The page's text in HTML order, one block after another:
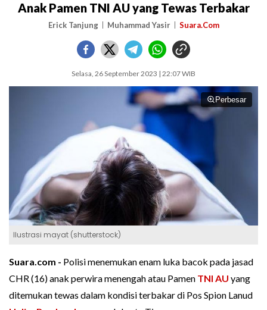
Anak Pamen TNI AU yang Tewas Terbakar
Erick Tanjung Muhammad Yasir Suara.Com
Selasa, 26 September 2023 | 22:07 WIB
Perbesar
Ilustrasi mayat (shutterstock)
Suara.com - Polisi menemukan enam luka bacok pada jasad
CHR (16) anak perwira menengah atau Pamen TNI AU yang
ditemukan tewas dalam kondisi terbakar di Pos Spion Lanud